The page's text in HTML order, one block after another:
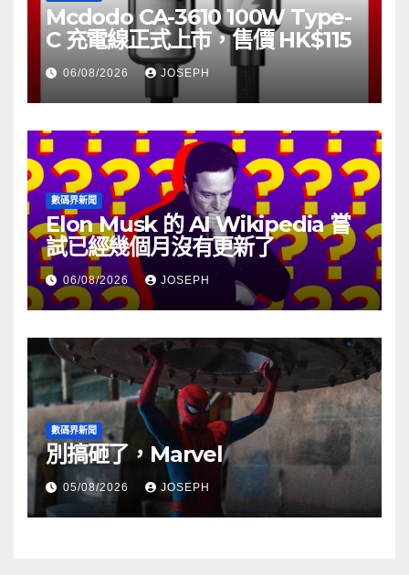
Mcdodo CA-3610 100W Type-
C 充電線正式上市，售價 HK$115
06/08/2026 JOSEPH
數碼界新聞
Elon Musk 的 AI Wikipedia 嘗
試已經幾個月沒有更新了
06/08/2026 JOSEPH
數碼界新聞
別搞砸了，Marvel
05/08/2026 JOSEPH